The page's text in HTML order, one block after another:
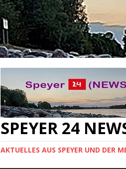
SPEYER 24
AKTUELLES AUS SPEYER UND DER